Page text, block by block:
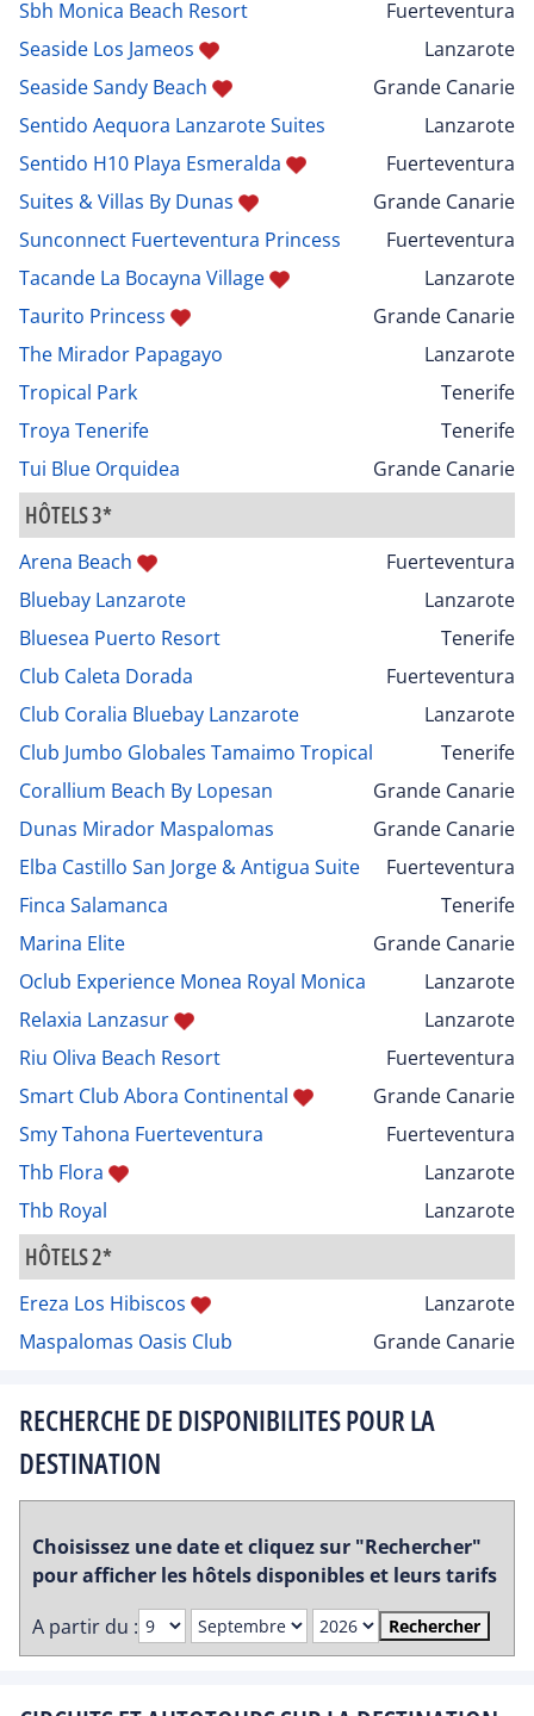
Sbh Monica Beach Resort
Fuerteventura
Seaside Los Jameos
Lanzarote
Seaside Sandy Beach
Grande Canarie
Sentido Aequora Lanzarote Suites
Lanzarote
Sentido H10 Playa Esmeralda
Fuerteventura
Suites & Villas By Dunas
Grande Canarie
Sunconnect Fuerteventura Princess
Fuerteventura
Tacande La Bocayna Village
Lanzarote
Taurito Princess
Grande Canarie
The Mirador Papagayo
Lanzarote
Tropical Park
Tenerife
Troya Tenerife
Tenerife
Tui Blue Orquidea
Grande Canarie
HÔTELS 3*
Arena Beach
Fuerteventura
Bluebay Lanzarote
Lanzarote
Bluesea Puerto Resort
Tenerife
Club Caleta Dorada
Fuerteventura
Club Coralia Bluebay Lanzarote
Lanzarote
Club Jumbo Globales Tamaimo Tropical
Tenerife
Corallium Beach By Lopesan
Grande Canarie
Dunas Mirador Maspalomas
Grande Canarie
Elba Castillo San Jorge & Antigua Suite
Fuerteventura
Finca Salamanca
Tenerife
Marina Elite
Grande Canarie
Oclub Experience Monea Royal Monica
Lanzarote
Relaxia Lanzasur
Lanzarote
Riu Oliva Beach Resort
Fuerteventura
Smart Club Abora Continental
Grande Canarie
Smy Tahona Fuerteventura
Fuerteventura
Thb Flora
Lanzarote
Thb Royal
Lanzarote
HÔTELS 2*
Ereza Los Hibiscos
Lanzarote
Maspalomas Oasis Club
Grande Canarie
RECHERCHE DE DISPONIBILITES POUR LA
DESTINATION
Choisissez une date et cliquez sur "Rechercher"
pour afficher les hôtels disponibles et leurs tarifs
A partir du :
Rechercher